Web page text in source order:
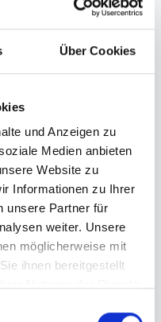
Über Cookies
und Anzeigen zu
Medien anbieten
Website zu
Informationen zu Ihrer
unsere Partner für
weiter. Unsere
möglicherweise mit
ihnen bereitgestellt
format: 12.6 cm x
Cans